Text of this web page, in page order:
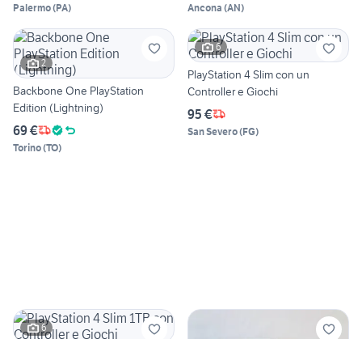
Palermo(PA) Ancona (AN)
2
Backbone One PlayStation
Edition (Lightning)
69 €
Torino(TO)
6
PlayStation 4 Slim con un
Controller e Giochi
95 €
San Severo(FG)
6